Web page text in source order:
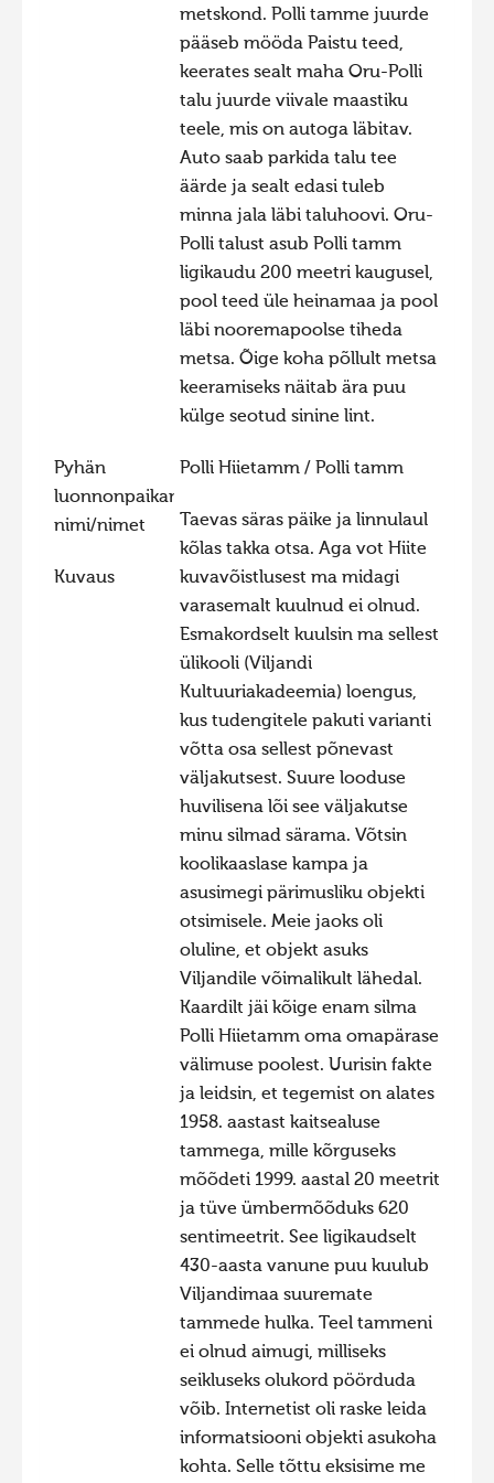
Hiite kuvavõistlus 2014
Hiite kuvavõistlus 2013
Hiite kuvavõistlus 2011
Hiite kuvavõistlus 2010
Hiite kuvavõistlus 2009
Hiite kuvavõistlus 2008
metskond. Polli tamme juurde
pääseb mööda Paistu teed,
keerates sealt maha Oru-Polli
talu juurde viivale maastiku
teele, mis on autoga läbitav.
Auto saab parkida talu tee
äärde ja sealt edasi tuleb
minna jala läbi taluhoovi. Oru-
Polli talust asub Polli tamm
ligikaudu 200 meetri kaugusel,
pool teed üle heinamaa ja pool
läbi nooremapoolse tiheda
metsa. Õige koha põllult metsa
keeramiseks näitab ära puu
külge seotud sinine lint.
Pyhän
luonnonpaikan
nimi/nimet
Polli Hiietamm / Polli tamm
Kuvaus
Taevas säras päike ja linnulaul
kõlas takka otsa. Aga vot Hiite
kuvavõistlusest ma midagi
varasemalt kuulnud ei olnud.
Esmakordselt kuulsin ma sellest
ülikooli (Viljandi
Kultuuriakadeemia) loengus,
kus tudengitele pakuti varianti
võtta osa sellest põnevast
väljakutsest. Suure looduse
huvilisena lõi see väljakutse
minu silmad särama. Võtsin
koolikaaslase kampa ja
asusimegi pärimusliku objekti
otsimisele. Meie jaoks oli
oluline, et objekt asuks
Viljandile võimalikult lähedal.
Kaardilt jäi kõige enam silma
Polli Hiietamm oma omapärase
välimuse poolest. Uurisin fakte
ja leidsin, et tegemist on alates
1958. aastast kaitsealuse
tammega, mille kõrguseks
mõõdeti 1999. aastal 20 meetrit
ja tüve ümbermõõduks 620
sentimeetrit. See ligikaudselt
430-aasta vanune puu kuulub
Viljandimaa suuremate
tammede hulka. Teel tammeni
ei olnud aimugi, milliseks
seikluseks olukord pöörduda
võib. Internetist oli raske leida
informatsiooni objekti asukoha
kohta. Selle tõttu eksisime me